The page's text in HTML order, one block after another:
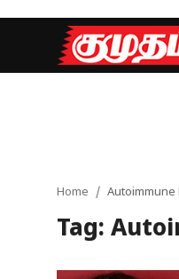
Games
Videos
Home Autoimmune
Tag: